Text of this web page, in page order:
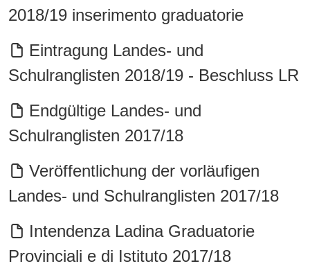
2018/19 inserimento graduatorie
Eintragung Landes- und
Schulranglisten 2018/19 - Beschluss LR
Endgültige Landes- und
Schulranglisten 2017/18
Veröffentlichung der vorläufigen
Landes- und Schulranglisten 2017/18
Intendenza Ladina Graduatorie
Provinciali e di Istituto 2017/18